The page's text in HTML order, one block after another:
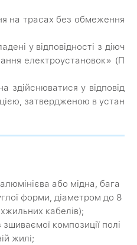
на трасах без обмеження
у відповідності з діюч
електроустановок» (П
здійснюватися у відповід
затвердженою в устан
або мідна, бага
форми, діаметром до 8
кабелів);
композиції полі
жилі;